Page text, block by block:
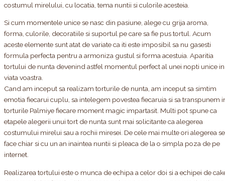
costumul mirelului, cu locatia, tema nuntii si culorile acesteia.
Si cum momentele unice se nasc din pasiune, alege cu grija aroma,
forma, culorile, decoratiile si suportul pe care sa fie pus tortul. Acum
aceste elemente sunt atat de variate ca iti este imposibil sa nu gasesti
formula perfecta pentru a armoniza gustul si forma acestuia. Aparitia
tortului de nunta devenind astfel momentul perfect al unei nopti unice in
viata voastra.
Cand am inceput sa realizam torturile de nunta, am inceput sa simtim
emotia fiecarui cuplu, sa intelegem povestea fiecaruia si sa transpunem
torturile Palmiye fiecare moment magic impartasit. Multi pot spune ca
etapele alegerii unui tort de nunta sunt mai solicitante ca alegerea
costumului mirelui sau a rochii miresei. De cele mai multe ori alegerea se
face chiar si cu un an inaintea nuntii si pleaca de la o simpla poza de pe
internet.
Realizarea tortului este o munca de echipa a celor doi si a echipei de